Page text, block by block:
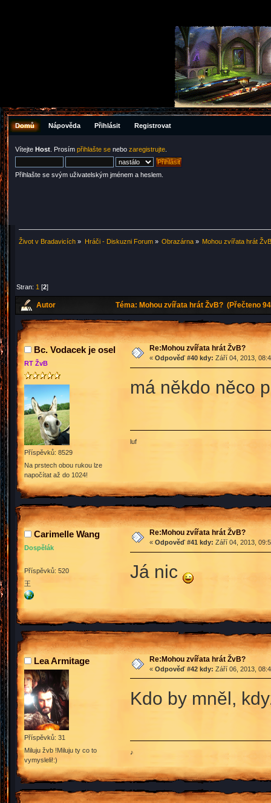
Domů Nápověda Přihlásit Registrovat
Vítejte Host . Prosím přihlašte se nebo zaregistrujte
Přihlašte se svým uživatelským jménem a heslem.
Život v Bradavicích » Hráči - Diskuzni Forum» Obrazárna» Mohou zvířata hrát
Stran: 1 [2]
Autor Téma: Mohou zvířata hrát ŽvB? (Přečteno
Bc. Vodacek je osel
RT ŽvB
Příspěvků: 8529
Na prstech obou rukou lze
napočítat až do 1024!
Re:Mohou zvířata hrát ŽvB?
« Odpověď #40 kdy: Září 04, 2013,
má někdo něco
luf
Carimelle Wang
Dospělák
Příspěvků: 520
王
Re:Mohou zvířata hrát ŽvB?
« Odpověď #41 kdy: Září 04, 2013,
Já nic
Lea Armitage
Příspěvků: 31
Miluju žvb !Miluju ty co to
vymysleli!:)
Re:Mohou zvířata hrát ŽvB?
« Odpověď #42 kdy: Září 06, 2013,
Kdo by mněl,
♪